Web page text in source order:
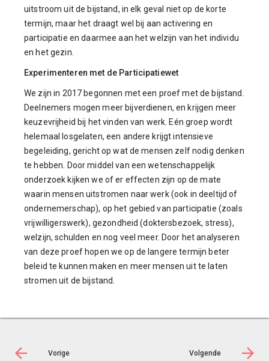
uitstroom uit de bijstand, in elk geval niet op de korte
termijn, maar het draagt wel bij aan activering en
participatie en daarmee aan het welzijn van het individu
en het gezin.
Experimenteren met de Participatiewet
We zijn in 2017 begonnen met een proef met de bijstand.
Deelnemers mogen meer bijverdienen, en krijgen meer
keuzevrijheid bij het vinden van werk. Eén groep wordt
helemaal losgelaten, een andere krijgt intensieve
begeleiding, gericht op wat de mensen zelf nodig denken
te hebben. Door middel van een wetenschappelijk
onderzoek kijken we of er effecten zijn op de mate
waarin mensen uitstromen naar werk (ook in deeltijd of
ondernemerschap), op het gebied van participatie (zoals
vrijwilligerswerk), gezondheid (doktersbezoek, stress),
welzijn, schulden en nog veel meer. Door het analyseren
van deze proef hopen we op de langere termijn beter
beleid te kunnen maken en meer mensen uit te laten
stromen uit de bijstand.
Vorige Volgende